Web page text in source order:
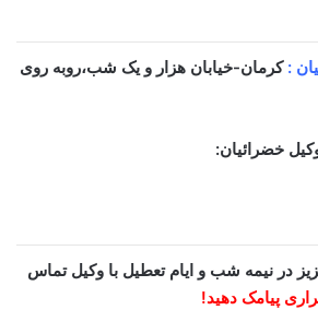
: کرمان-خیابان هزار و یک شب،روبه روی
خضرائیان:
در نیمه شب و ایام تعطیل با وکیل تماس
پیامک دهید!